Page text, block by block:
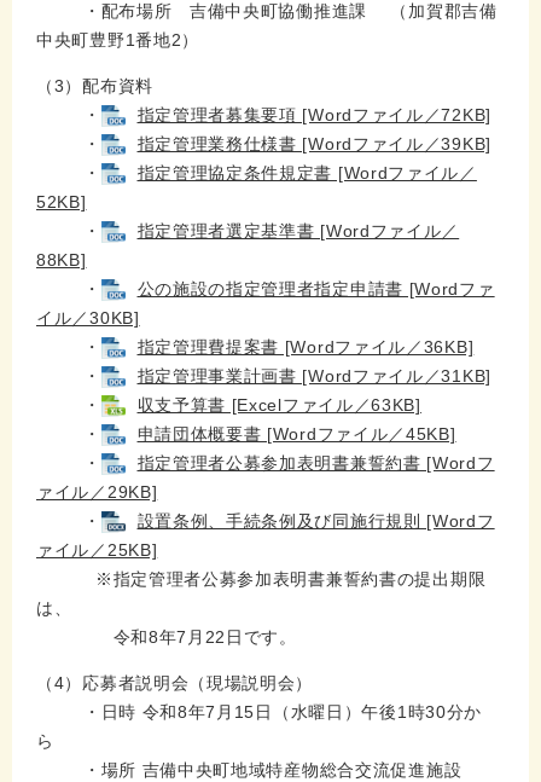
・配布場所 吉備中央町協働推進課 （加賀郡吉備
中央町豊野1番地2）
（3）配布資料
・
指定管理者募集要項 [Wordファイル／72KB]
・
指定管理業務仕様書 [Wordファイル／39KB]
・
指定管理協定条件規定書 [Wordファイル／
52KB]
・
指定管理者選定基準書 [Wordファイル／
88KB]
・
公の施設の指定管理者指定申請書 [Wordファ
イル／30KB]
・
指定管理費提案書 [Wordファイル／36KB]
・
指定管理事業計画書 [Wordファイル／31KB]
・
収支予算書 [Excelファイル／63KB]
・
申請団体概要書 [Wordファイル／45KB]
・
指定管理者公募​参加表明書兼誓約書 [Wordフ
ァイル／29KB]
・
設置条例、手続条例及び同施行規則 [Wordフ
ァイル／25KB]
※指定管理者公募​参加表明書兼誓約書の提出期限
は、
令和8年7月22日です。
（4）応募者説明会（現場説明会）
・日時 令和8年7月15日（水曜日）午後1時30分か
ら
・場所 吉備中央町地域特産物総合交流促進施設